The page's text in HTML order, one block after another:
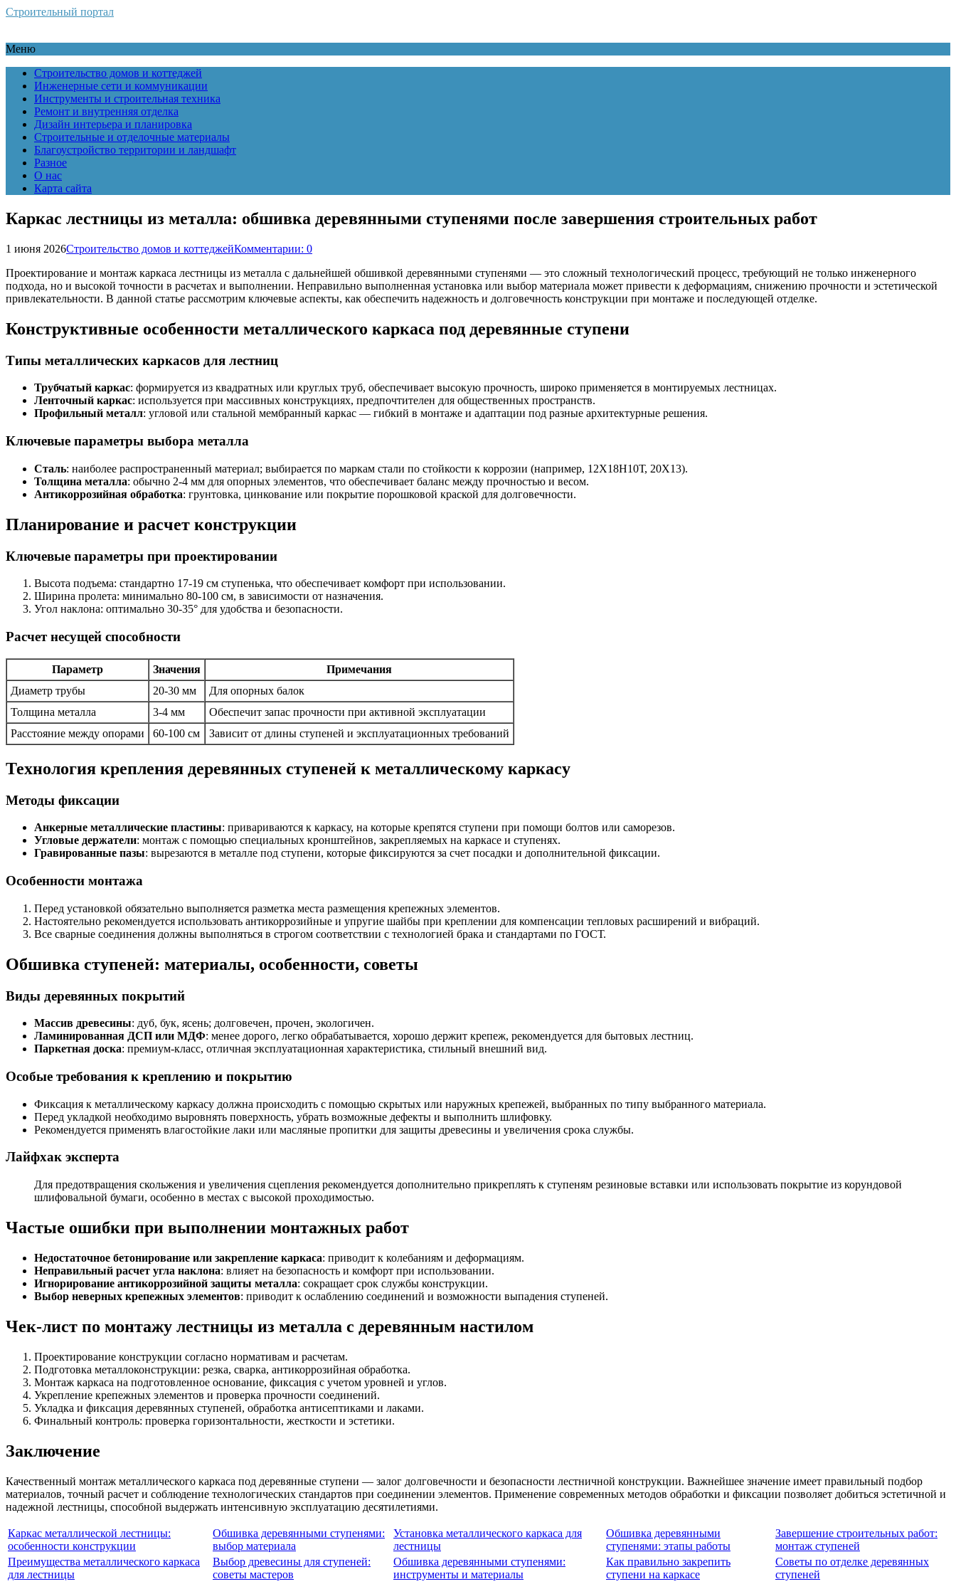
Строительный портал
Меню
Строительство домов и коттеджей
Инженерные сети и коммуникации
Инструменты и строительная техника
Ремонт и внутренняя отделка
Дизайн интерьера и планировка
Строительные и отделочные материалы
Благоустройство территории и ландшафт
Разное
О нас
Карта сайта
Каркас лестницы из металла: обшивка деревянными ступенями после завершения строительных работ
1 июня 2026Строительство домов и коттеджейКомментарии: 0
Проектирование и монтаж каркаса лестницы из металла с дальнейшей обшивкой деревянными ступенями — это сложный технологический процесс, требующий не только инженерного
подхода, но и высокой точности в расчетах и выполнении. Неправильно выполненная установка или выбор материала может привести к деформациям, снижению прочности и эстетической
привлекательности. В данной статье рассмотрим ключевые аспекты, как обеспечить надежность и долговечность конструкции при монтаже и последующей отделке.
Конструктивные особенности металлического каркаса под деревянные ступени
Типы металлических каркасов для лестниц
Трубчатый каркас: формируется из квадратных или круглых труб, обеспечивает высокую прочность, широко применяется в монтируемых лестницах.
Ленточный каркас: используется при массивных конструкциях, предпочтителен для общественных пространств.
Профильный металл: угловой или стальной мембранный каркас — гибкий в монтаже и адаптации под разные архитектурные решения.
Ключевые параметры выбора металла
Сталь: наиболее распространенный материал; выбирается по маркам стали по стойкости к коррозии (например, 12Х18Н10Т, 20Х13).
Толщина металла: обычно 2-4 мм для опорных элементов, что обеспечивает баланс между прочностью и весом.
Антикоррозийная обработка: грунтовка, цинкование или покрытие порошковой краской для долговечности.
Планирование и расчет конструкции
Ключевые параметры при проектировании
Высота подъема: стандартно 17-19 см ступенька, что обеспечивает комфорт при использовании.
Ширина пролета: минимально 80-100 см, в зависимости от назначения.
Угол наклона: оптимально 30-35° для удобства и безопасности.
Расчет несущей способности
Параметр Значения
Примечания
Диаметр трубы
20-30 мм
Для опорных балок
Толщина металла
3-4 мм
Обеспечит запас прочности при активной эксплуатации
Расстояние между опорами
60-100 см Зависит от длины ступеней и эксплуатационных требований
Технология крепления деревянных ступеней к металлическому каркасу
Методы фиксации
Анкерные металлические пластины: привариваются к каркасу, на которые крепятся ступени при помощи болтов или саморезов.
Угловые держатели: монтаж с помощью специальных кронштейнов, закрепляемых на каркасе и ступенях.
Гравированные пазы: вырезаются в металле под ступени, которые фиксируются за счет посадки и дополнительной фиксации.
Особенности монтажа
Перед установкой обязательно выполняется разметка места размещения крепежных элементов.
Настоятельно рекомендуется использовать антикоррозийные и упругие шайбы при креплении для компенсации тепловых расширений и вибраций.
Все сварные соединения должны выполняться в строгом соответствии с технологией брака и стандартами по ГОСТ.
Обшивка ступеней: материалы, особенности, советы
Виды деревянных покрытий
Массив древесины: дуб, бук, ясень; долговечен, прочен, экологичен.
Ламинированная ДСП или МДФ: менее дорого, легко обрабатывается, хорошо держит крепеж, рекомендуется для бытовых лестниц.
Паркетная доска: премиум-класс, отличная эксплуатационная характеристика, стильный внешний вид.
Особые требования к креплению и покрытию
Фиксация к металлическому каркасу должна происходить с помощью скрытых или наружных крепежей, выбранных по типу выбранного материала.
Перед укладкой необходимо выровнять поверхность, убрать возможные дефекты и выполнить шлифовку.
Рекомендуется применять влагостойкие лаки или масляные пропитки для защиты древесины и увеличения срока службы.
Лайфхак эксперта
Для предотвращения скольжения и увеличения сцепления рекомендуется дополнительно прикреплять к ступеням резиновые вставки или использовать покрытие из корундовой
шлифовальной бумаги, особенно в местах с высокой проходимостью.
Частые ошибки при выполнении монтажных работ
Недостаточное бетонирование или закрепление каркаса: приводит к колебаниям и деформациям.
Неправильный расчет угла наклона: влияет на безопасность и комфорт при использовании.
Игнорирование антикоррозийной защиты металла: сокращает срок службы конструкции.
Выбор неверных крепежных элементов: приводит к ослаблению соединений и возможности выпадения ступеней.
Чек-лист по монтажу лестницы из металла с деревянным настилом
Проектирование конструкции согласно нормативам и расчетам.
Подготовка металлоконструкции: резка, сварка, антикоррозийная обработка.
Монтаж каркаса на подготовленное основание, фиксация с учетом уровней и углов.
Укрепление крепежных элементов и проверка прочности соединений.
Укладка и фиксация деревянных ступеней, обработка антисептиками и лаками.
Финальный контроль: проверка горизонтальности, жесткости и эстетики.
Заключение
Качественный монтаж металлического каркаса под деревянные ступени — залог долговечности и безопасности лестничной конструкции. Важнейшее значение имеет правильный подбор
материалов, точный расчет и соблюдение технологических стандартов при соединении элементов. Применение современных методов обработки и фиксации позволяет добиться эстетичной и
надежной лестницы, способной выдержать интенсивную эксплуатацию десятилетиями.
Каркас металлической лестницы:
особенности конструкции
Обшивка деревянными ступенями:
выбор материала
Установка металлического каркаса для
лестницы
Обшивка деревянными
ступенями: этапы работы
Завершение строительных работ:
монтаж ступеней
Преимущества металлического каркаса
для лестницы
Выбор древесины для ступеней:
советы мастеров
Обшивка деревянными ступенями:
инструменты и материалы
Как правильно закрепить
ступени на каркасе
Советы по отделке деревянных
ступеней